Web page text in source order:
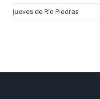
Jueves de Río Piedras